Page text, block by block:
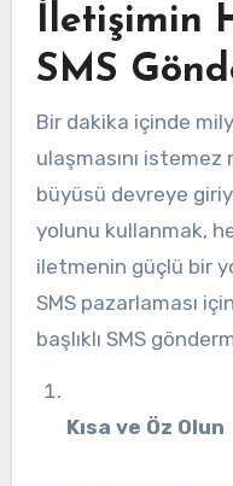
İletişimin
SMS
Bir dakika içinde
ulaşmasını istemez
büyüsü devreye
yolunu kullanmak,
iletmenin güçlü bir
SMS pazarlaması
başlıklı SMS
Kısa ve Öz Olun